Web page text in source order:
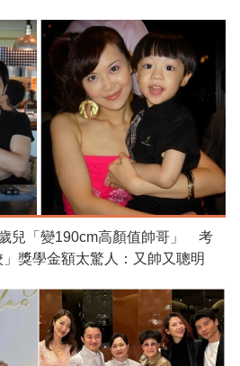
兒「變190cm高顏值帥哥」 考
獎學金額太驚人：又帥又聰明